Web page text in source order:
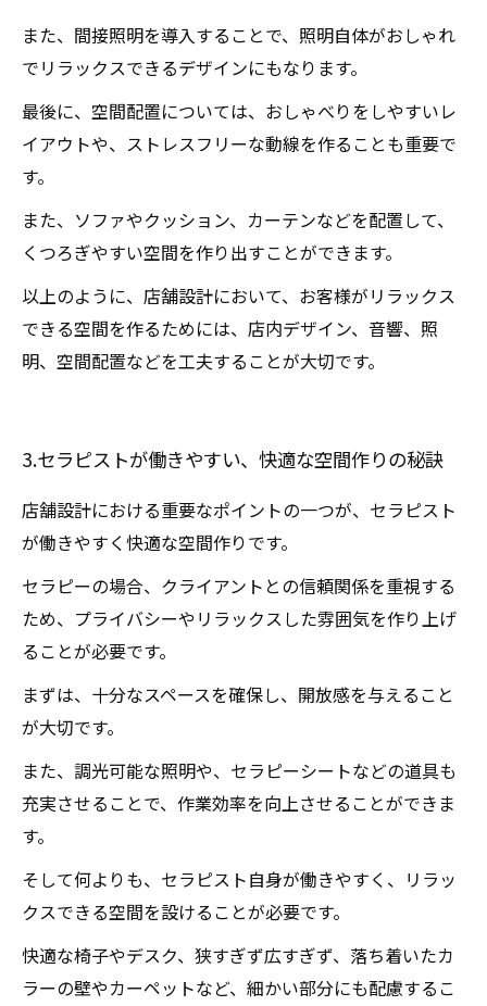
また、間接照明を導入することで、照明自体がおしゃれ
でリラックスできるデザインにもなります。
最後に、空間配置については、おしゃべりをしやすいレ
イアウトや、ストレスフリーな動線を作ることも重要で
す。
また、ソファやクッション、カーテンなどを配置して、
くつろぎやすい空間を作り出すことができます。
以上のように、店舗設計において、お客様がリラックス
できる空間を作るためには、店内デザイン、音響、照
明、空間配置などを工夫することが大切です。
3.セラピストが働きやすい、快適な空間作りの秘訣
店舗設計における重要なポイントの一つが、セラピスト
が働きやすく快適な空間作りです。
セラピーの場合、クライアントとの信頼関係を重視する
ため、プライバシーやリラックスした雰囲気を作り上げ
ることが必要です。
まずは、十分なスペースを確保し、開放感を与えること
が大切です。
また、調光可能な照明や、セラピーシートなどの道具も
充実させることで、作業効率を向上させることができま
す。
そして何よりも、セラピスト自身が働きやすく、リラッ
クスできる空間を設けることが必要です。
快適な椅子やデスク、狭すぎず広すぎず、落ち着いたカ
ラーの壁やカーペットなど、細かい部分にも配慮するこ